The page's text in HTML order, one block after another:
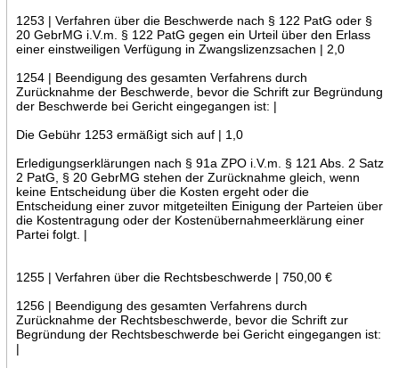
1253 | Verfahren über die Beschwerde nach § 122 PatG oder §
20 GebrMG i.V.m. § 122 PatG gegen ein Urteil über den Erlass
einer einstweiligen Verfügung in Zwangslizenzsachen | 2,0
1254 | Beendigung des gesamten Verfahrens durch
Zurücknahme der Beschwerde, bevor die Schrift zur Begründung
der Beschwerde bei Gericht eingegangen ist: |
Die Gebühr 1253 ermäßigt sich auf | 1,0
Erledigungserklärungen nach § 91a ZPO i.V.m. § 121 Abs. 2 Satz
2 PatG, § 20 GebrMG stehen der Zurücknahme gleich, wenn
keine Entscheidung über die Kosten ergeht oder die
Entscheidung einer zuvor mitgeteilten Einigung der Parteien über
die Kostentragung oder der Kostenübernahmeerklärung einer
Partei folgt. |
1255 | Verfahren über die Rechtsbeschwerde | 750,00 €
1256 | Beendigung des gesamten Verfahrens durch
Zurücknahme der Rechtsbeschwerde, bevor die Schrift zur
Begründung der Rechtsbeschwerde bei Gericht eingegangen ist:
|